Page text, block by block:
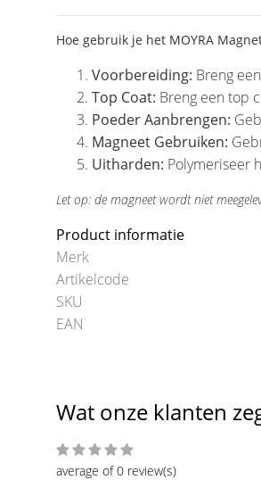
Hoe gebruik je het MOYRA
Voorbereiding: Breng
Top Coat: Breng een top
Poeder Aanbrengen:
Magneet Gebruiken:
Uitharden: Polymeriseer
Let op: de magneet wordt niet
Product informatie
Merk
Artikelcode
SKU
EAN
Wat onze klanten
average of 0 review(s)